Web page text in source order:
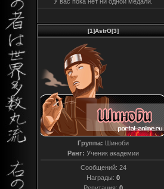
[1]AstrO[3]
Группа: Шиноби
Ранг: Ученик академии
Сообщений: 24
Награды: 0
Репутация: 0